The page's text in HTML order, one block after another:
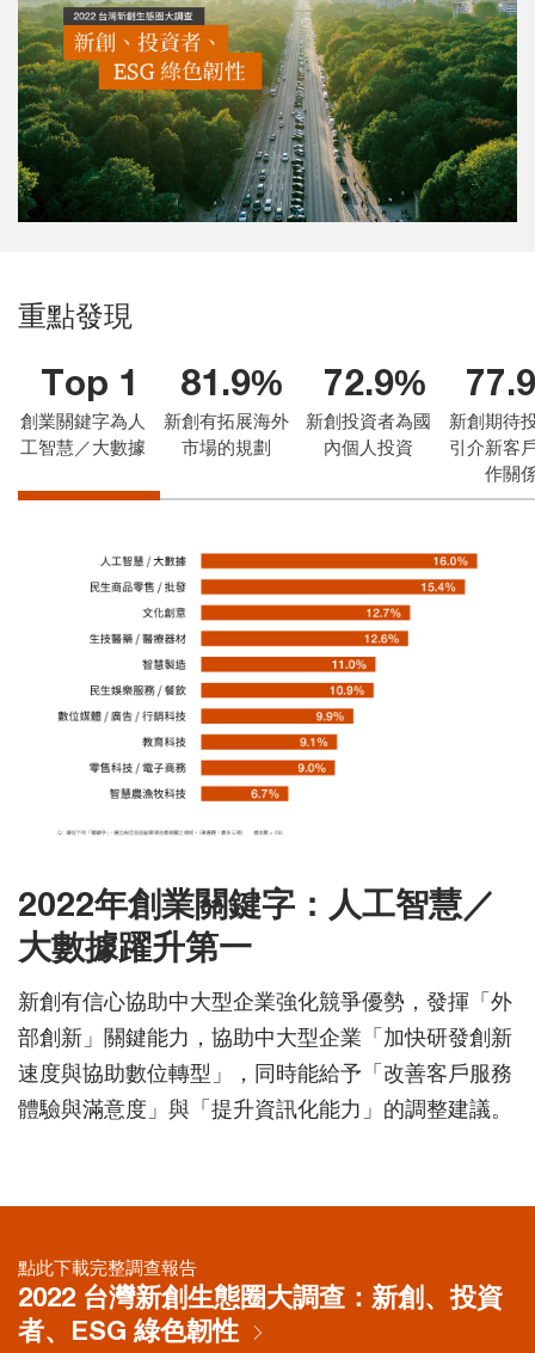
重點發現
Top 1
創業關鍵字為人
工智慧／大數據
81.9%
新創有拓展海外
市場的規劃
72.9%
新創投資者為國
內個人投資
新創期待
引介新客
作關
2022年創業關鍵字：人工智慧／
大數據躍升第一
新創有信心協助中大型企業強化競爭優勢，發揮「外
部創新」關鍵能力，協助中大型企業「加快研發創新
速度與協助數位轉型」，同時能給予「改善客戶服務
體驗與滿意度」與「提升資訊化能力」的調整建議。
點此下載完整調查報告
2022 台灣新創生態圈大調查：新創、投資
者、ESG 綠色韌性